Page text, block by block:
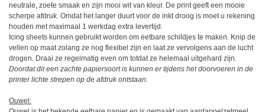
neutrale, zoete smaak en zijn mooi wit van kleur. De print geeft een mooie
scherpe afdruk. Omdat het langer duurt voor de inkt droog is moet u rekening
houden met maximaal 1 werkdag extra levertijd.
Icing sheets kunnen gebruikt worden om eetbare schildjes te maken. Knip de
vellen op maat zolang ze nog flexibel zijn en laat ze vervolgens aan de lucht
drogen. Draai ze regelmatig even om totdat ze helemaal uitgehard zijn.
Doordat dit een zachte papiersoort is kunnen er tijdens het doorvoeren in de
printer lichte strepen op de afdruk ontstaan.
Ouwel: